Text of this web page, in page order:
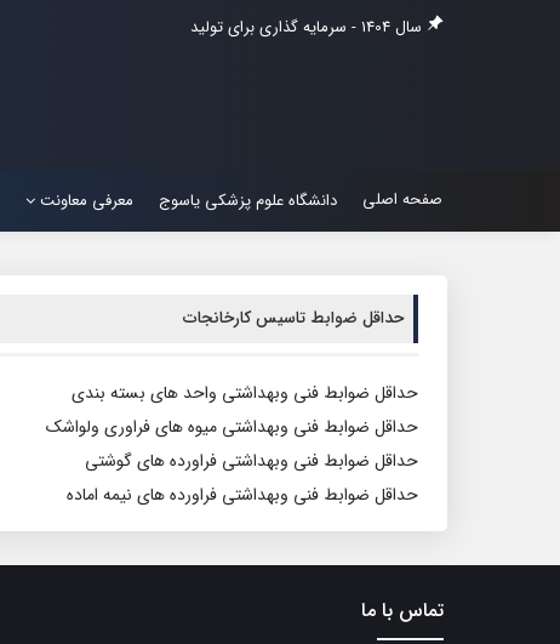
سال 1404 - سرمایه گذاری برای تولید
صفحه اصلی دانشگاه علوم پزشکی یاسوج معرفی معاونت
حداقل ضوابط تاسیس کارخانجات
حداقل ضوابط فنی وبهداشتی واحد های بسته بندی
حداقل ضوابط فنی وبهداشتی میوه های فراوری ولواشک
حداقل ضوابط فنی وبهداشتی فراورده های گوشتی
حداقل ضوابط فنی وبهداشتی فراورده های نیمه اماده
تماس با ما